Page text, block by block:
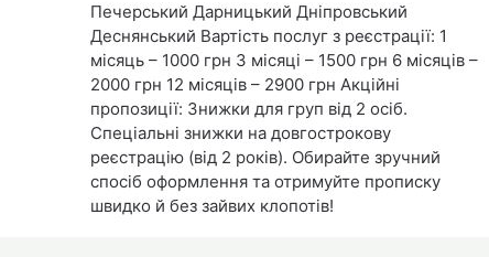
Печерський Дарницький Дніпровський
Деснянський Вартість послуг з реєстрації: 1
місяць – 1000 грн 3 місяці – 1500 грн 6 місяців –
2000 грн 12 місяців – 2900 грн Акційні
пропозиції: Знижки для груп від 2 осіб.
Спеціальні знижки на довгострокову
реєстрацію (від 2 років). Обирайте зручний
спосіб оформлення та отримуйте прописку
швидко й без зайвих клопотів!